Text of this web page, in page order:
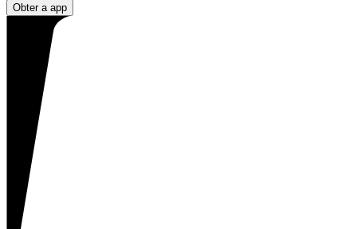
Obter a app